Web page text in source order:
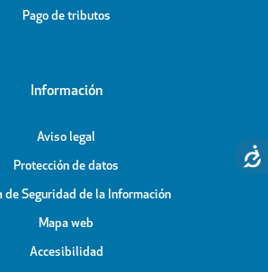
Pago de tributos
Información
Aviso legal
Protección de datos
de Seguridad de la Información
Mapa web
Accesibilidad